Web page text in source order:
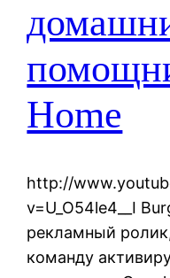
Home
http://
v=U_O54le4__I
рекламный
команду